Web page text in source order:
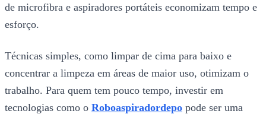
de microfibra e aspiradores portáteis economizam tempo e
esforço.
Técnicas simples, como limpar de cima para baixo e
concentrar a limpeza em áreas de maior uso, otimizam o
trabalho. Para quem tem pouco tempo, investir em
tecnologias como o Roboaspiradordepo pode ser uma